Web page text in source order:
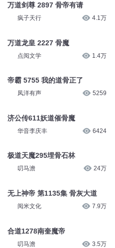
万道剑尊 2897 骨帝有请
疯子天行 4.1万
万道龙皇 2227 骨魔
点阅文学 1.4万
帝霸 5755 我的道骨正了
凤洋有声 5259
济公传611妖道催骨魔
华音李庆丰 6424
极道天魔295埋骨石林
叨马澹 24万
无上神帝 第1135集 骨灰大道
阅米文化 7.9万
合道1278南奎魔帝
叨马澹 3.5万